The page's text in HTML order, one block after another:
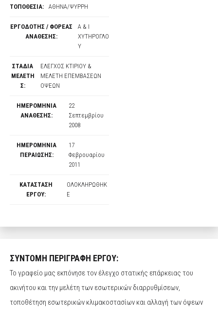
ΤΟΠΟΘΕΣΙΑ: ΑΘΗΝΑ/ΨΥΡΡΗ
ΕΡΓΟΔΟΤΗΣ / ΦΟΡΕΑΣ
ΑΝΑΘΕΣΗΣ:
Α & Ι
ΧΥΤΗΡΟΓΛΟ
Υ
ΣΤΑΔΙΑ
ΜΕΛΕΤΗ
Σ:
ΕΛΕΓΧΟΣ ΚΤΙΡΙΟΥ &
ΜΕΛΕΤΗ ΕΠΕΜΒΑΣΕΩΝ
ΟΨΕΩΝ
ΗΜΕΡΟΜΗΝΙΑ
ΑΝΑΘΕΣΗΣ:
22
Σεπτεμβρίου
2008
ΗΜΕΡΟΜΗΝΙΑ
ΠΕΡΑΙΩΣΗΣ:
17
Φεβρουαρίου
2011
ΚΑΤΑΣΤΑΣΗ
ΕΡΓΟΥ:
ΟΛΟΚΛΗΡΩΘΗΚ
Ε
ΣΥΝΤΟΜΗ ΠΕΡΙΓΡΑΦΗ ΕΡΓΟΥ:
Το γραφείο μας εκπόνησε τον έλεγχο στατικής επάρκειας του
ακινήτου και την μελέτη των εσωτερικών διαρρυθμίσεων,
τοποθέτηση εσωτερικών κλιμακοστασίων και αλλαγή των όψεων